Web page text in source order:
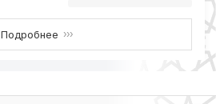
Подробнее ›››